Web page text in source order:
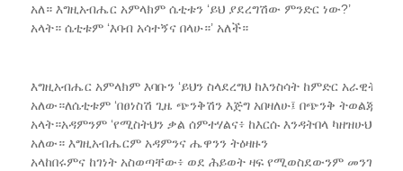
አለ። እግዚአብሔር አምላክም ሴቲቱን ‘ይህ ያደረግሽው ምንድር ነው?’
አላት። ሴቲቱም ‘እባብ አሳተኝና በላሁ።’ አለች።
እግዚአብሔር አምላክም እባቡን ‘ይህን ስላደረግህ ከእንስሳት ከምድር አራዊትም
አለው።ለሴቲቱም ‘በፀነስሽ ጊዜ ጭንቅሽን እጅግ አበዛለሁ፤ በጭንቅ
አላት።አዳምንም ‘የሚስትህን ቃል ሰምተሃልና፥ ከእርሱ እንዳትበላ ካዘዝሁህ
አለው። እግዚአብሔርም አዳምንና ሔዋንን ትዕዛዙን
አላከበሩምና ከገነት አስወጣቸው፥ ወደ ሕይወት ዛፍ የሚወስደውንም መንገድ